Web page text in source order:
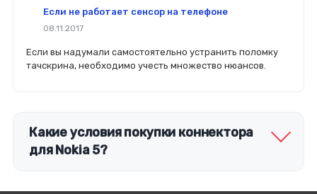
Если не работает сенсор на телефоне
08.11.2017
Если вы надумали самостоятельно устранить поломку
тачскрина, необходимо учесть множество нюансов.
Какие условия покупки коннектора
для Nokia 5?